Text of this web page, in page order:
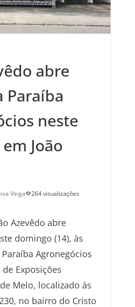
abre
Paraíba
neste
João
Veiga
264 visualizações
Azevêdo abre
domingo (14), às
Agronegócios
Exposições
Melo, localizado às
no bairro do Cristo